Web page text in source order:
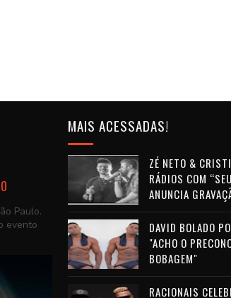
Paulo.
evento
MAIS ACESSADAS!
ZÉ NETO &
RÁDIOS COM
ANUNCIA
DAVID BOLADO
"ACHO O
BOBAGEM"
RACIONAIS